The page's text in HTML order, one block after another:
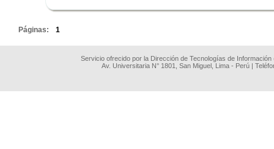
Páginas: 1
Servicio ofrecido por la Dirección de Tecnologías de
Av. Universitaria N° 1801, San Miguel, Lima - Perú |